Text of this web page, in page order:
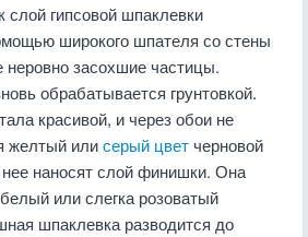
слой гипсовой шпаклевки
широкого шпателя со стены
неровно засохшие частицы.
обрабатывается грунтовкой.
красивой, и через обои не
желтый илисерый цвет черновой
наносят слой финишки. Она
или слегка розоватый
шпаклевка разводится до